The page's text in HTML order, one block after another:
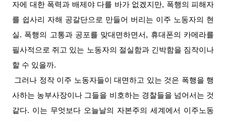
자에 대한 폭력과 배제야 다를 바가 없겠지만, 폭행의 피해자
를 쉽사리 자해 공갈단으로 만들어 버리는 이주 노동자의 현
실. 폭행의 고통과 공포를 맞대면하면서, 휴대폰의 카메라를
필사적으로 쥐고 있는 노동자의 절실함과 긴박함을 짐작이나
할 수 있을까.
그러나 정작 이주 노동자들이 대면하고 있는 것은 폭행을 행
사하는 농부사장이나 그들을 비호하는 경찰들을 넘어서는 것
같다. 이는 무엇보다 오늘날의 자본주의 세계에서 이주노동